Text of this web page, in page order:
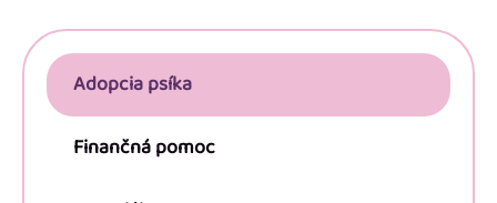
Adopcia psíka
Finančná pomoc